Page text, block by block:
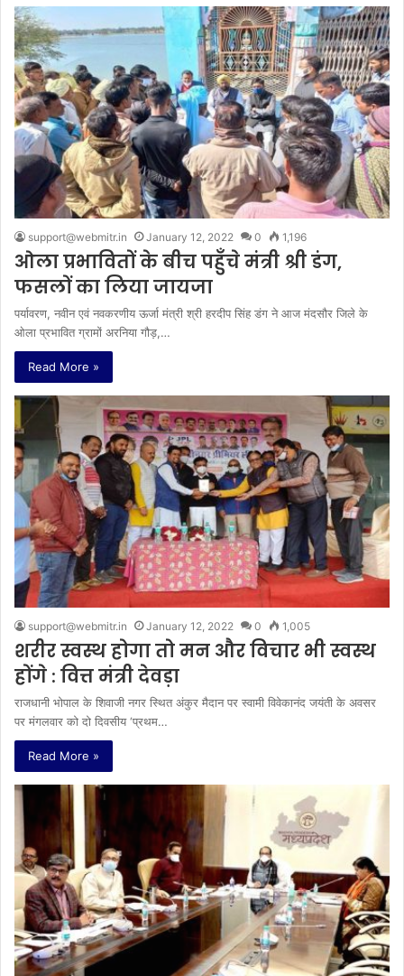
support@webmitr.in January 12, 2022 0 1,196
ओला प्रभावितों के बीच पहुँचे मंत्री श्री डंग,
फसलों का लिया जायजा
पर्यावरण, नवीन एवं नवकरणीय ऊर्जा मंत्री श्री हरदीप सिंह डंग ने आज मंदसौर जिले के
ओला प्रभावित ग्रामों अरनिया गौड़,…
Read More »
support@webmitr.in January 12, 2022 0 1,005
शरीर स्वस्थ होगा तो मन और विचार भी स्वस्थ
होंगे : वित्त मंत्री देवड़ा
राजधानी भोपाल के शिवाजी नगर स्थित अंकुर मैदान पर स्वामी विवेकानंद जयंती के अवसर
पर मंगलवार को दो दिवसीय ‘प्रथम…
Read More »